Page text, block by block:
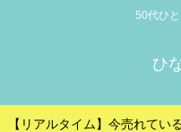
50代ひ
ひ
【リアルタイム】今売れて